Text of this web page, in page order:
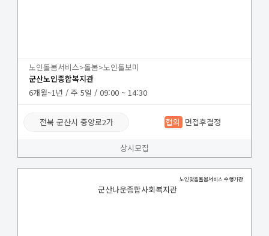
노인돌봄서비스>돌봄>노인돌보미
군산노인종합복지관
6개월~1년 / 주 5일 / 09:00 ~ 14:30
전북 군산시 중앙로2가 협의 면접후결정
상시모집
노인맞춤돌봄서비스 수행기관
군산나운종합사회복지관